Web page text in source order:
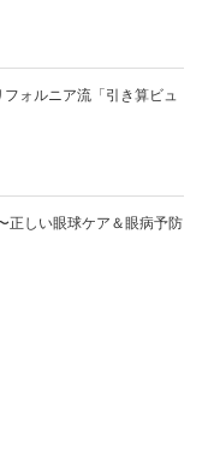
フォルニア流「引き算ビュ
正しい眼球ケア＆眼病予防